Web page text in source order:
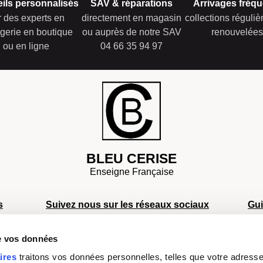
vos données
traitons vos données personnelles, telles que votre
personnalisés
des experts en
en boutique
ou en ligne
SAV & réparations
directement en magasin
ou auprès de notre SAV
04 66 35 94 97
Arrivages
collections
renouvelées
BLEU CERISE
Enseigne Française
Suivez nous sur les réseaux sociaux
Facebook Instagram TikTok Youtube